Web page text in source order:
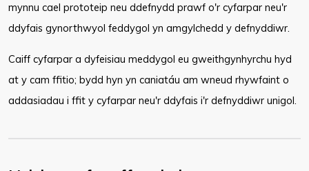
mynnu cael prototeip neu ddefnydd prawf o'r cyfarpar neu'r
ddyfais gynorthwyol feddygol yn amgylchedd y defnyddiwr.
Caiff cyfarpar a dyfeisiau meddygol eu gweithgynhyrchu hyd
at y cam ffitio; bydd hyn yn caniatáu am wneud rhywfaint o
addasiadau i ffit y cyfarpar neu'r ddyfais i'r defnyddiwr unigol.